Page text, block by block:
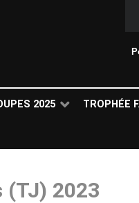
2025 TROPHÉE
2023